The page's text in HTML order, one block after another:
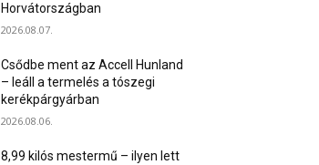
Horvátországban
2026.08.07.
Csődbe ment az Accell Hunland
– leáll a termelés a tószegi
kerékpárgyárban
2026.08.06.
8,99 kilós mestermű – ilyen lett